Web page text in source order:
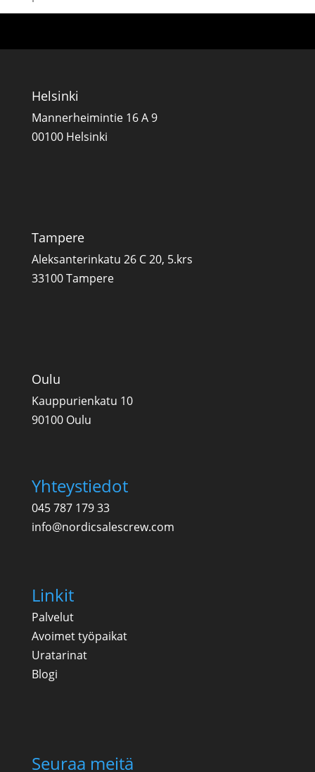
Helsinki
Mannerheimintie 16 A 9
00100 Helsinki
Tampere
Aleksanterinkatu 26 C 20, 5.krs
33100 Tampere
Oulu
Kauppurienkatu 10
90100 Oulu
Yhteystiedot
045 787 179 33
info@nordicsalescrew.com
Linkit
Palvelut
Avoimet työpaikat
Uratarinat
Blogi
Seuraa meitä